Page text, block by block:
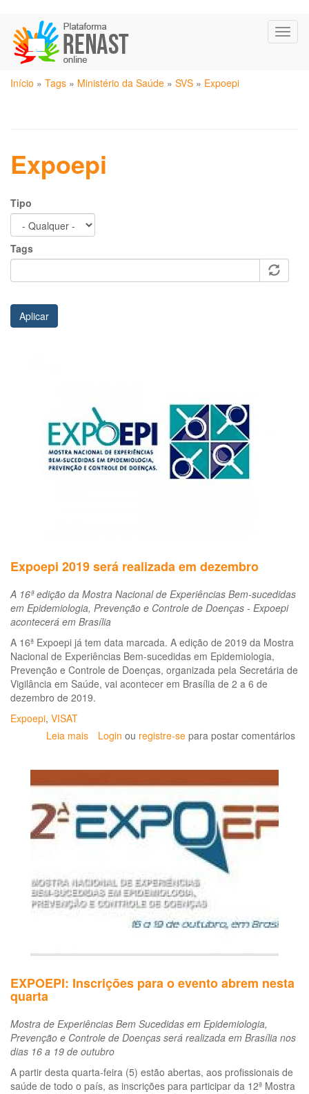
para
conteúdo
principal
Você
Início » Tags » Ministério da Saúde » SVS » Expoepi
Expoepi
Tipo
Tags
Aplicar
Expoepi 2019 será realizada em dezembro
A 16ª edição da Mostra Nacional de Experiências Bem-sucedidas
em Epidemiologia, Prevenção e Controle de Doenças - Expoepi
acontecerá em Brasília
A 16ª Expoepi já tem data marcada. A edição de 2019 da Mostra
Nacional de Experiências Bem-sucedidas em Epidemiologia,
Prevenção e Controle de Doenças, organizada pela Secretária de
Vigilância em Saúde, vai acontecer em Brasília de 2 a 6 de
dezembro de 2019.
Expoepi, VISAT
Leia mais sobre
realizada
em
dezembro
Login ou registre-se para postar comentários
EXPOEPI: Inscrições para o evento abrem nesta
quarta
Mostra de Experiências Bem Sucedidas em Epidemiologia,
Prevenção e Controle de Doenças será realizada em Brasília nos
dias 16 a 19 de outubro
A partir desta quarta-feira (5) estão abertas, aos profissionais de
saúde de todo o país, as inscrições para participar da 12ª Mostra